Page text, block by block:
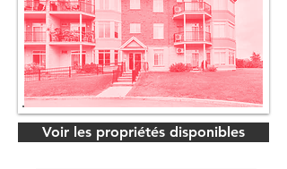
Voir les propriétés disponibles